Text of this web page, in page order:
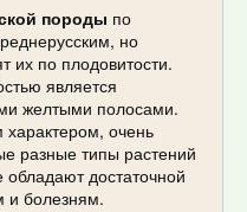
породы по
но
их по плодовитости.
является
желтыми полосами.
очень
разные типы растений
достаточной
и болезням.